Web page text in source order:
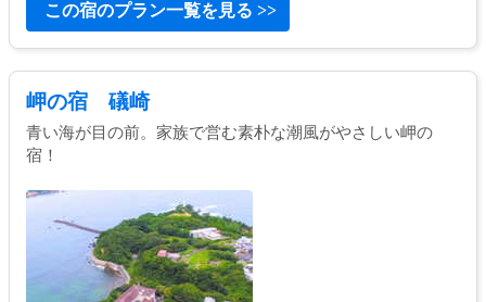
この宿のプラン一覧を見る >>
岬の宿 礒崎
青い海が目の前。家族で営む素朴な潮風がやさしい岬の
宿！